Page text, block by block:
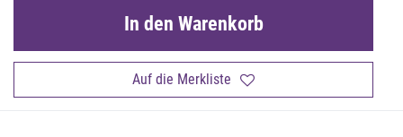
Auf die Merkliste
In den Warenkorb